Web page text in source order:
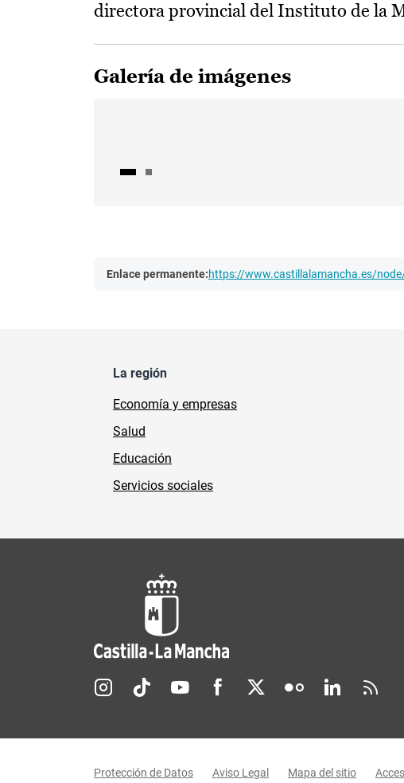
directora provincial del Instituto de la
Galería de imágenes
Enlace permanente:https://www.castillalamancha.es/
La región
Economía y empresas
Salud
Educación
Servicios sociales
Redes sociales JCCM
Protección de Datos Aviso Legal Mapa del sitio